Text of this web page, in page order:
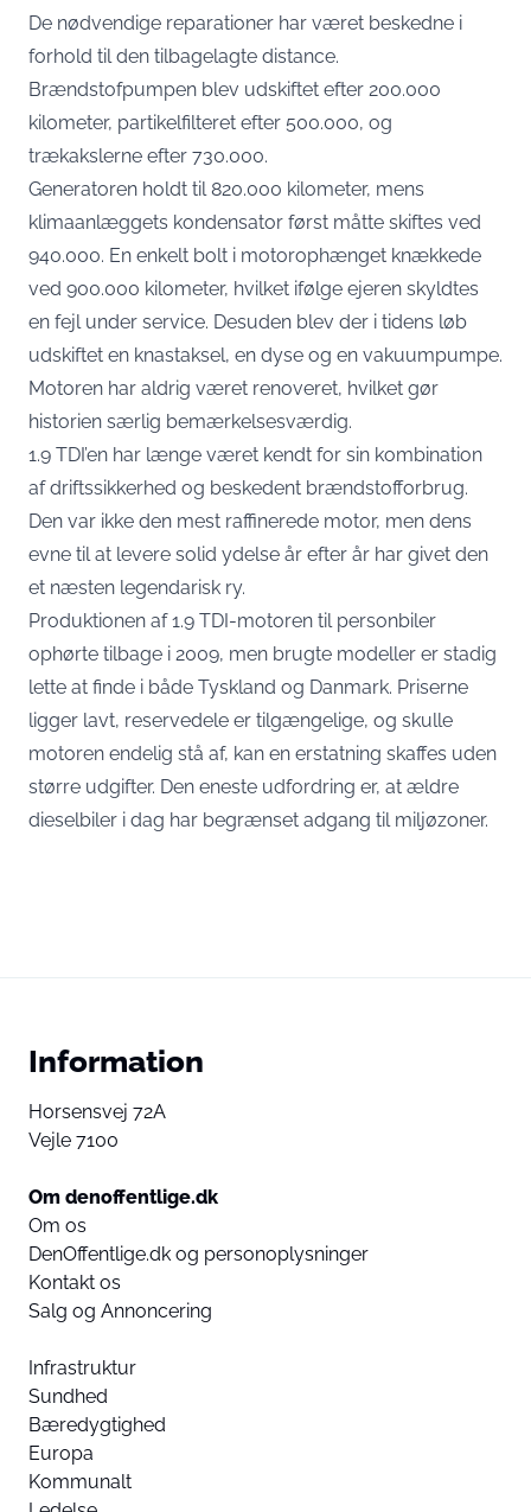
De nødvendige reparationer har været beskedne i
forhold til den tilbagelagte distance.
Brændstofpumpen blev udskiftet efter 200.000
kilometer, partikelfilteret efter 500.000, og
trækakslerne efter 730.000.
Generatoren holdt til 820.000 kilometer, mens
klimaanlæggets kondensator først måtte skiftes ved
940.000. En enkelt bolt i motorophænget knækkede
ved 900.000 kilometer, hvilket ifølge ejeren skyldtes
en fejl under service. Desuden blev der i tidens løb
udskiftet en knastaksel, en dyse og en vakuumpumpe.
Motoren har aldrig været renoveret, hvilket gør
historien særlig bemærkelsesværdig.
1.9 TDI’en har længe været kendt for sin kombination
af driftssikkerhed og beskedent brændstofforbrug.
Den var ikke den mest raffinerede motor, men dens
evne til at levere solid ydelse år efter år har givet den
et næsten legendarisk ry.
Produktionen af 1.9 TDI-motoren til personbiler
ophørte tilbage i 2009, men brugte modeller er stadig
lette at finde i både Tyskland og Danmark. Priserne
ligger lavt, reservedele er tilgængelige, og skulle
motoren endelig stå af, kan en erstatning skaffes uden
større udgifter. Den eneste udfordring er, at ældre
dieselbiler i dag har begrænset adgang til miljøzoner.
Information
Horsensvej 72A
Vejle 7100
Om denoffentlige.dk
Om os
DenOffentlige.dk og personoplysninger
Kontakt os
Salg og Annoncering
Infrastruktur
Sundhed
Bæredygtighed
Europa
Kommunalt